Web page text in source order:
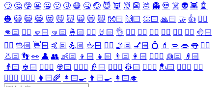
🙄 🤔 🤥 😬 🤐 🤢 🤧 😷 🤒 🤕 😈 👿 👹 👺 💩 👻 💀 ☠️ 👽 👾 🤖
🎃 😺 😸 😹 😻 😼 😽 🙀 😿 😾 👐🏻 🙌🏻 👏🏻 🙏🏻 🤝 👍 👎🏻
👊🏻 ✊🏻 🤛🏻 🤜🏻 🤞🏻 ✌🏻 🤘🏻 👌 👈🏻 👉🏻 👆🏻 👇🏻 ☝🏻 ✋🏻 🤚🏻
🖐🏻 🖖🏻 👋🏻 🤙🏻 💪🏻 🖕🏻 ✍🏻 🤳🏻 💅🏻 💍 💄 💋 👄 👅 👂🏻
👃🏻 👣 👀 👤 👥 👶🏻 👦🏻 👧🏻 👨🏻 👩🏻 👱🏻‍♀️ 👱🏻
👴🏻
👵🏻 👲🏻 👳🏻‍♀️ 👳🏻 👮🏻‍♀️ 👮🏻 👷🏻‍♀️ 👷🏻 💂🏻‍♀️ 💂🏻 🕵🏻‍♀️ 🕵🏻
👩🏻‍⚕️ 👨🏻‍⚕️ 👩🏻‍🌾 👩🏻‍🍳 👨🏻‍🍳 👩🏻‍🎓